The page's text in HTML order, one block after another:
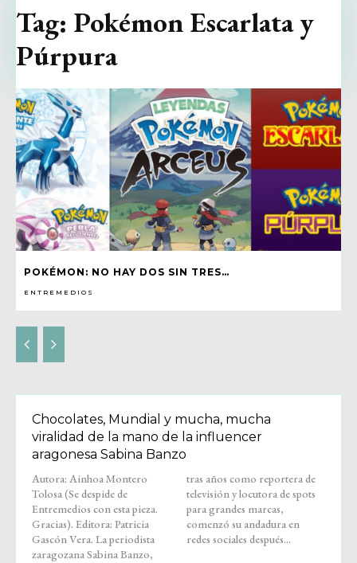
POKÉMON: NO HAY DOS SIN TRES…
ENTREMEDIOS
Tag: Pokémon Escarlata y
Púrpura
Chocolates, Mundial y mucha, mucha
viralidad de la mano de la influencer
aragonesa Sabina Banzo
Autora: Ainhoa Montero
Tolosa (Se despide de
Entremedios con esta pieza.
Gracias). Editora: Patricia
Gascón Vera. La periodista
zaragozana Sabina Banzo,
tras años como reportera de
televisión y locutora de spots
para grandes marcas,
comenzó su andadura en
redes sociales después...